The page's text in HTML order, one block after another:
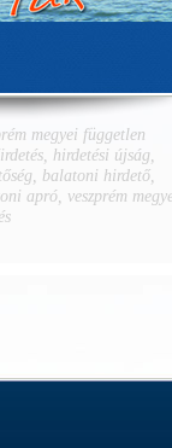
megyei független
hirdetési újság,
balatoni hirdető,
apró, veszprém